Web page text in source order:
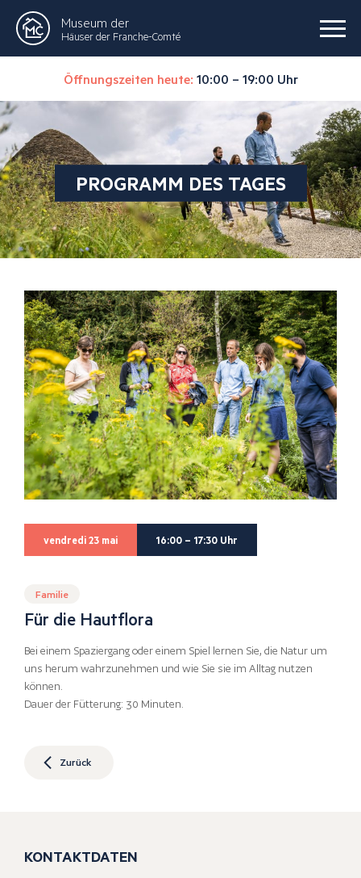
Museum der
Häuser der Franche-Comté
Öffnungszeiten heute: 10:00 – 19:00 Uhr
PROGRAMM DES TAGES
vendredi 23 mai 16:00 – 17:30 Uhr
Familie
Für die Hautflora
Bei einem Spaziergang oder einem Spiel lernen Sie, die Natur um
uns herum wahrzunehmen und wie Sie sie im Alltag nutzen
können.
Dauer der Fütterung: 30 Minuten.
Zurück
KONTAKTDATEN